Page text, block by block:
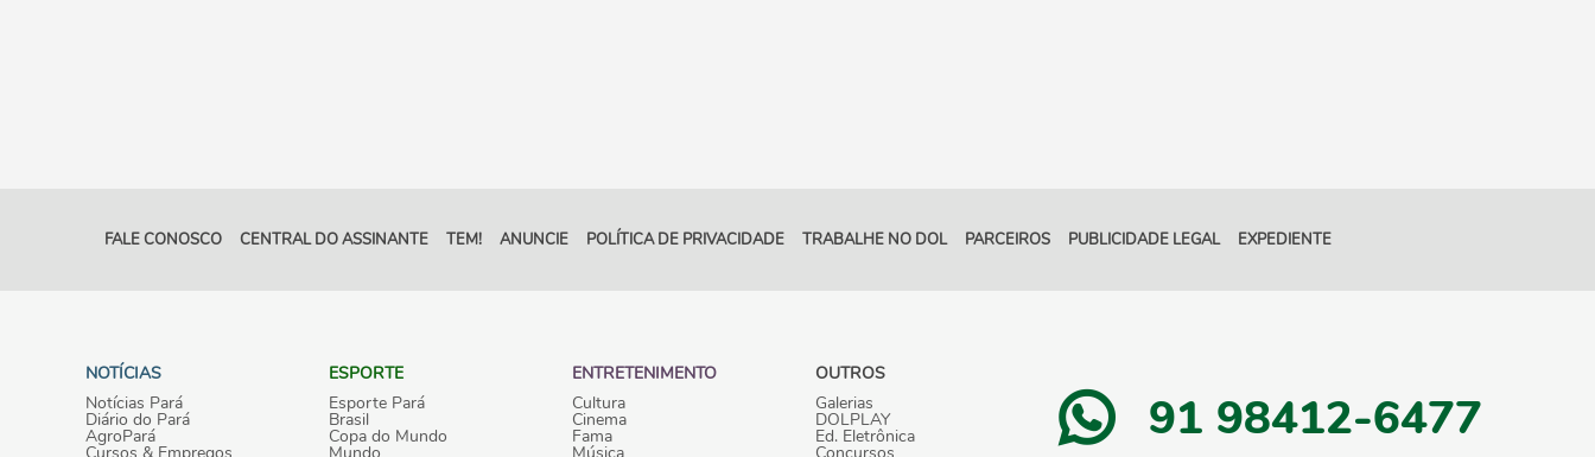
FALE CONOSCO CENTRAL DO ASSINANTE TEM! ANUNCIE POLÍTICA DE PRIVACIDADE TRABALHE NO DOL PARCEIROS PUBLICIDADE LEGAL EXPEDIENTE
NOTÍCIAS
Notícias Pará
Diário do Pará
AgroPará
Cursos & Empregos
ESPORTE
Esporte Pará
Brasil
Copa do Mundo
Mundo
ENTRETENIMENTO
Cultura
Cinema
Fama
Música
OUTROS
Galerias
DOLPLAY
Ed. Eletrônica
Concursos
91 98412-6477